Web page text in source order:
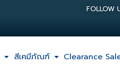
FOLLOW
สีเคมีภัณฑ์ Clearance